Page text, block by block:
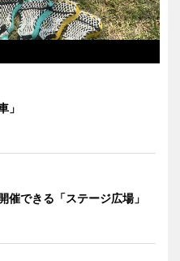
」
催できる「ステージ広場」